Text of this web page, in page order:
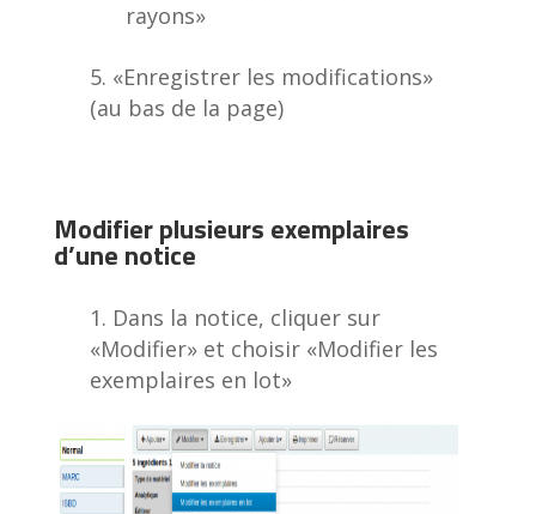
rayons»
«Enregistrer les modifications»
(au bas de la page)
Modifier plusieurs exemplaires
d’une notice
Dans la notice, cliquer sur
«Modifier» et choisir «Modifier les
exemplaires en lot»